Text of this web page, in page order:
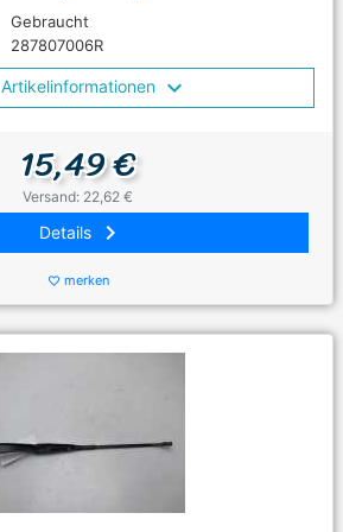
Gebraucht
287807006R
Artikelinformationen
15,49 €
Versand: 22,62 €
Details keyboard_arrow_right
favorite_border merken